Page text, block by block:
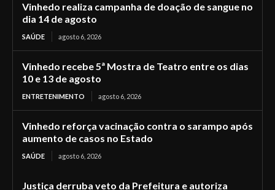
Vinhedo realiza campanha de doação de sangue no
dia 14 de agosto
SAÚDE agosto 6, 2026
Vinhedo recebe 5ª Mostra de Teatro entre os dias
10 e 13 de agosto
ENTRETENIMENTO agosto 6, 2026
Vinhedo reforça vacinação contra o sarampo após
aumento de casos no Estado
SAÚDE agosto 6, 2026
Justiça derruba veto da Prefeitura e autoriza